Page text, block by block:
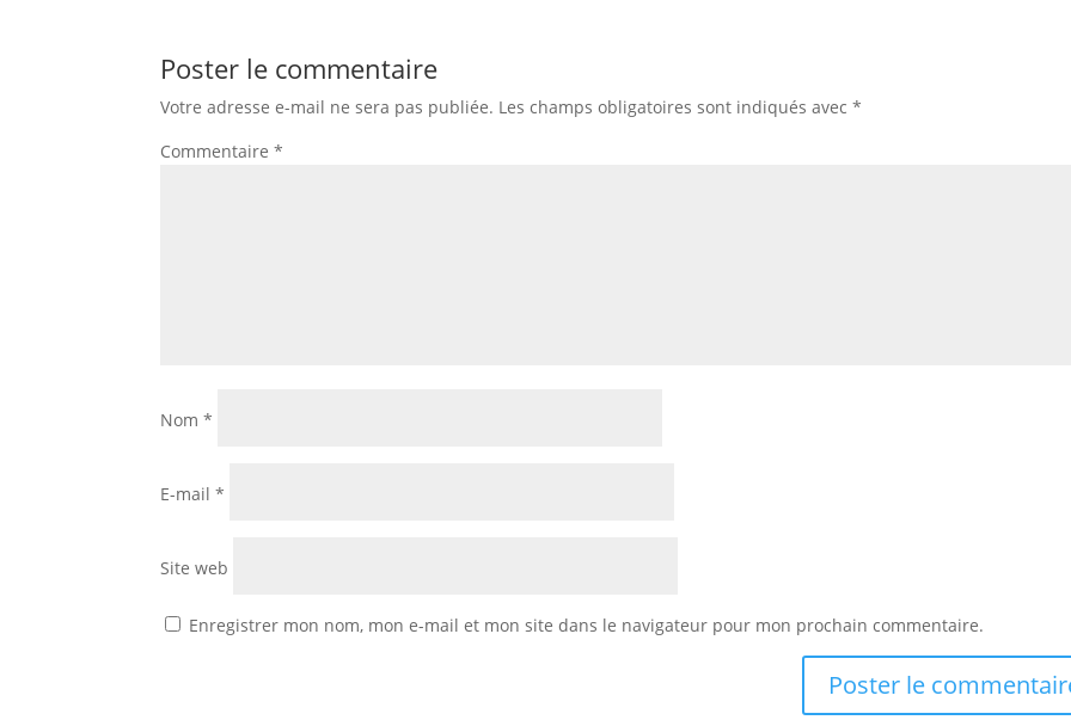
Poster le commentaire
Votre adresse e-mail ne sera pas publiée. Les champs obligatoires sont indiqués avec*
Commentaire*
Nom*
E-mail*
Site web
Enregistrer mon nom, mon e-mail et mon site dans le navigateur pour mon prochain commentaire.